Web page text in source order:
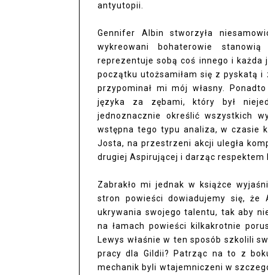
antyutopii.
Gennifer Albin stworzyła
wykreowani bohaterowie
reprezentuje sobą coś innego i każda
początku utożsamiłam się z pyskatą
przypominał mi mój własny.
języka za zębami, który był
jednoznacznie określić wszystkich
wstępna tego typu analiza, w czasie
Josta, na przestrzeni akcji uległa
drugiej Aspirującej i darząc respektem
Zabrakło mi jednak w książce
stron powieści dowiadujemy się, że
ukrywania swojego talentu, tak aby
na łamach powieści kilkakrotnie
Lewys właśnie w ten sposób szkolili
pracy dla Gildii? Patrząc na to z
mechanik byli wtajemniczeni w